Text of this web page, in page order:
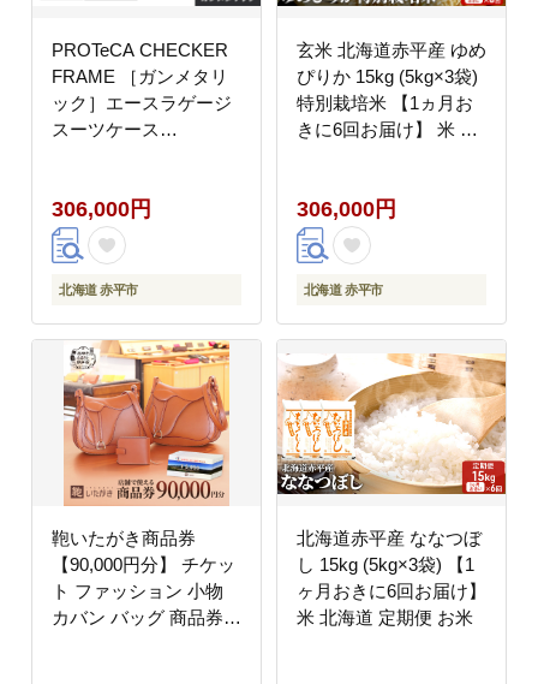
PROTeCA CHECKER
FRAME ［ガンメタリ
ック］エースラゲージ
スーツケース
レーム マックスパス 旅
キャリー かばん バッグ
国産 日本製 抗ウイルス
仕様
306,000円
北海道 赤平市
玄米 北海道赤平産 ゆめ
ぴりか 15kg (5kg×3袋)
特別栽培米 【1ヵ月お
きに6回お届け】 米 北
306,000円
北海道 赤平市
鞄いたがき商品券
【90,000円分】 チケッ
ト ファッション 小物
カバン バッグ 商品券
北海道赤平産 ななつぼ
し 15kg (5kg×3袋) 【1
ヶ月おきに6回お届け】
米 北海道 定期便 お米